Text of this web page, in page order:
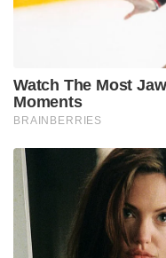
Watch The Most
Moments
BRAINBERRIES